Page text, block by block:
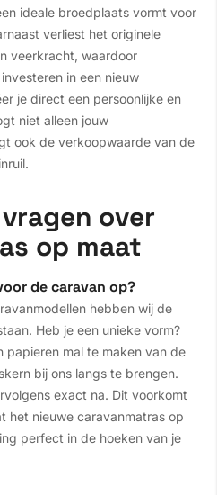
ideale broedplaats vormt voor
verliest het originele
veerkracht, waardoor
in een nieuw
je direct een persoonlijke en
niet alleen jouw
ook de verkoopwaarde van de
over
op maat
de caravan op?
hebben wij de
Heb je een unieke vorm?
papieren mal te maken van de
bij ons langs te brengen.
exact na. Dit voorkomt
het nieuwe caravanmatras op
perfect in de hoeken van je